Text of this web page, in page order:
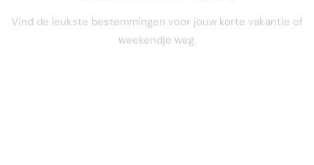
STEL JE EIGEN TRIP SAMEN
Vind de leukste bestemmingen voor jouw korte vakantie of
weekendje weg.